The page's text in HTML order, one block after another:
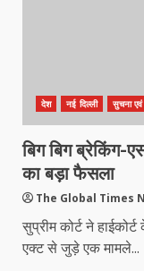
देश नई दिल्ली सुचना एवं
बिग बिग ब्रेकिंग-
का बड़ा फैसला
The Global Times
सुप्रीम कोर्ट ने
एक्ट से जुड़े एक मामले...